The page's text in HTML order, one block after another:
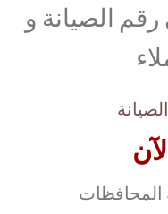
الصيانة و
المحافظات